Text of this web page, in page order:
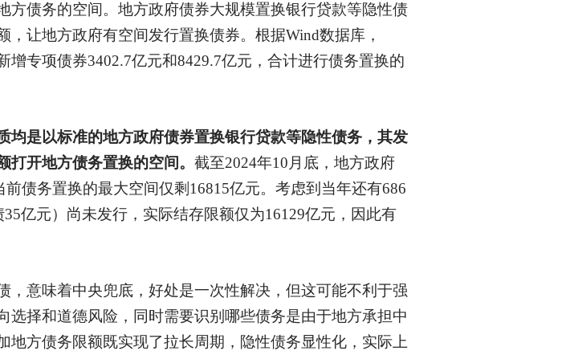
债务的空间。地方政府债券大规模置换银行贷款等隐性债
，让地方政府有空间发行置换债券。根据Wind数据库，
专项债券3402.7亿元和8429.7亿元，合计进行债务置换的
是以标准的地方政府债券置换银行贷款等隐性债务，其发
开地方债务置换的空间。 截至2024年10月底，地方政府
债务置换的最大空间仅剩16815亿元。考虑到当年还有686
亿元）尚未发行，实际结存限额仅为16129亿元，因此有
，意味着中央兜底，好处是一次性解决，但这可能不利于强
择和道德风险，同时需要识别哪些债务是由于地方承担中
方债务限额既实现了拉长周期，隐性债务显性化，实际上